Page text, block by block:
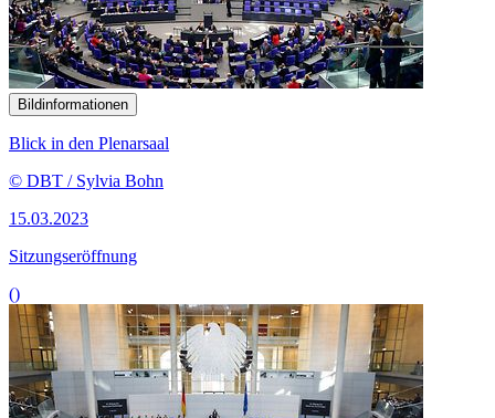
Bildinformationen
Blick in den Plenarsaal
© DBT / Sylvia Bohn
15.03.2023
Sitzungseröffnung
()